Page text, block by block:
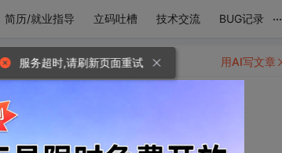
简历/就业指导 立码吐槽 技术交流 BUG记录 ...
用AI写文章
服务超时,请刷新页面重试